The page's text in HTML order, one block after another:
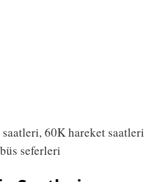
60K hareket
seferleri